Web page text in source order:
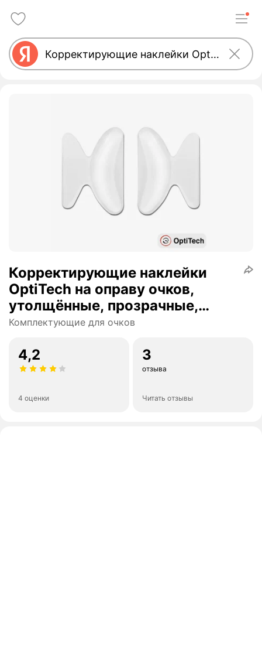
Корректирующие наклейки
OptiTech на оправу очков,
утолщённые, прозрачные,
2.0х17.0 мм, подарочные, одна
Комплектующие для очков
4,2
4 оценки
3
отзыва
Читать отзывы